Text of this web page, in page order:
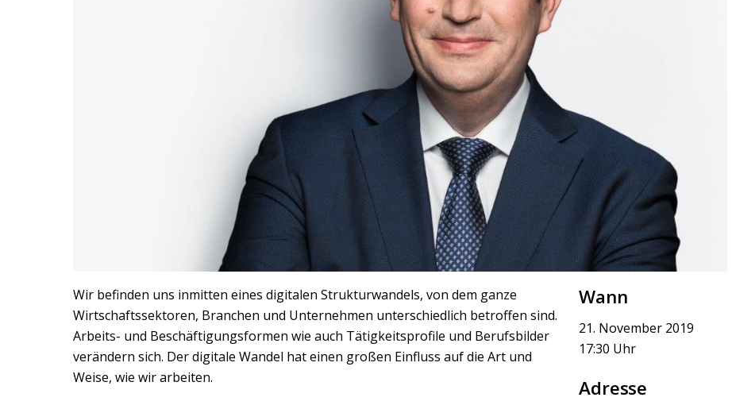
Wir befinden uns inmitten eines digitalen Strukturwandels, von dem ganze
Wirtschaftssektoren, Branchen und Unternehmen unterschiedlich betroffen sind.
Arbeits- und Beschäftigungsformen wie auch Tätigkeitsprofile und Berufsbilder
verändern sich. Der digitale Wandel hat einen großen Einfluss auf die Art und
Weise, wie wir arbeiten.
Wann
21. November 2019
17:30 Uhr
Adresse